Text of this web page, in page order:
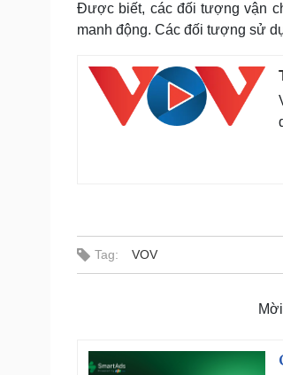
Được biết, các đối tượng vận
manh động. Các đối tượng sử
Tag: VOV